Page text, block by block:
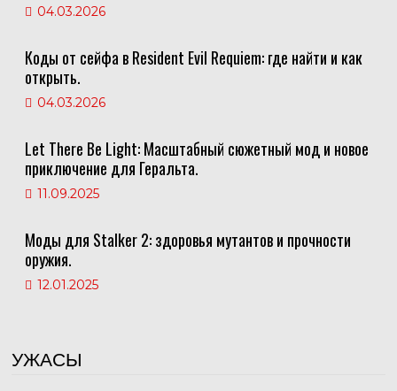
04.03.2026
Коды от сейфа в Resident Evil Requiem: где найти и как
открыть.
04.03.2026
Let There Be Light: Масштабный сюжетный мод и новое
приключение для Геральта.
11.09.2025
Моды для Stalker 2: здоровья мутантов и прочности
оружия.
12.01.2025
УЖАСЫ